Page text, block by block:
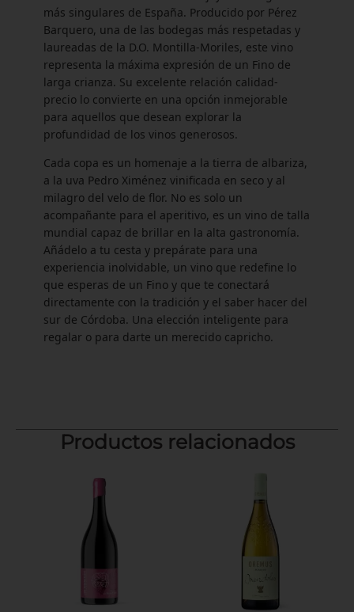
más singulares de España. Producido por Pérez
Barquero, una de las bodegas más respetadas y
laureadas de la D.O. Montilla-Moriles, este vino
representa la máxima expresión de un Fino de
larga crianza. Su excelente relación calidad-
precio lo convierte en una opción inmejorable
para aquellos que desean explorar la
profundidad de los vinos generosos.
Cada copa es un homenaje a la tierra de albariza,
a la uva Pedro Ximénez vinificada en seco y al
milagro del velo de flor. No es solo un
acompañante para el aperitivo, es un vino de talla
mundial capaz de brillar en la alta gastronomía.
Añádelo a tu cesta y prepárate para una
experiencia inolvidable, un vino que redefine lo
que esperas de un Fino y que te conectará
directamente con la tradición y el saber hacer del
sur de Córdoba. Una elección inteligente para
regalar o para darte un merecido capricho.
Productos relacionados